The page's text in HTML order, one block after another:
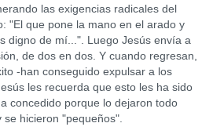
las exigencias radicales del
"El que pone la mano en el arado y
digno de mí...". Luego Jesús envía a
de dos en dos. Y cuando regresan,
-han conseguido expulsar a los
les recuerda que esto les ha sido
concedido porque lo dejaron todo
se hicieron "pequeños".